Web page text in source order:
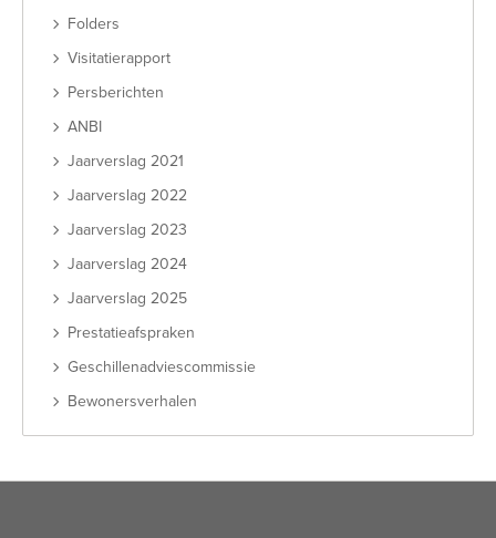
Folders
Visitatierapport
Persberichten
ANBI
Jaarverslag 2021
Jaarverslag 2022
Jaarverslag 2023
Jaarverslag 2024
Jaarverslag 2025
Prestatieafspraken
Geschillenadviescommissie
Bewonersverhalen